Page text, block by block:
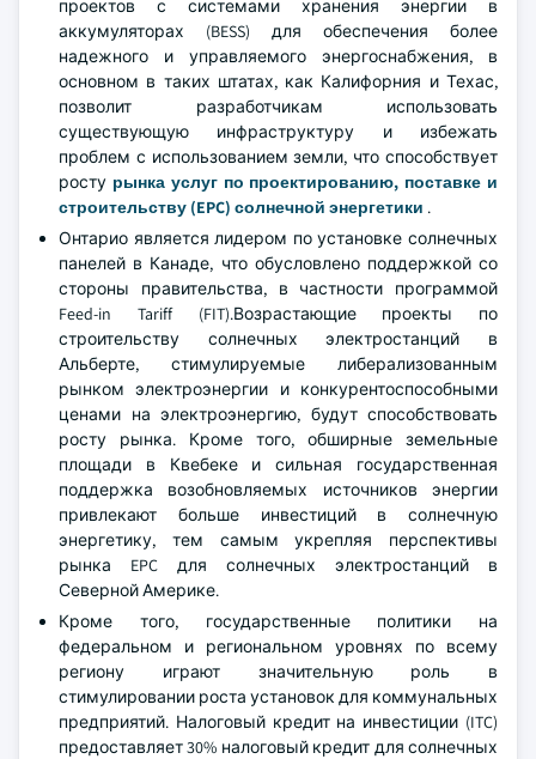
проектов с системами хранения энергии в
аккумуляторах (BESS) для обеспечения более
надежного и управляемого энергоснабжения, в
основном в таких штатах, как Калифорния и Техас,
позволит разработчикам использовать
существующую инфраструктуру и избежать
проблем с использованием земли, что способствует
росту рынка услуг по проектированию, поставке и
строительству (EPC) солнечной энергетики .
Онтарио является лидером по установке солнечных
панелей в Канаде, что обусловлено поддержкой со
стороны правительства, в частности программой
Feed-in Tariff (FIT).Возрастающие проекты по
строительству солнечных электростанций в
Альберте, стимулируемые либерализованным
рынком электроэнергии и конкурентоспособными
ценами на электроэнергию, будут способствовать
росту рынка. Кроме того, обширные земельные
площади в Квебеке и сильная государственная
поддержка возобновляемых источников энергии
привлекают больше инвестиций в солнечную
энергетику, тем самым укрепляя перспективы
рынка EPC для солнечных электростанций в
Северной Америке.
Кроме того, государственные политики на
федеральном и региональном уровнях по всему
региону играют значительную роль в
стимулировании роста установок для коммунальных
предприятий. Налоговый кредит на инвестиции (ITC)
предоставляет 30% налоговый кредит для солнечных